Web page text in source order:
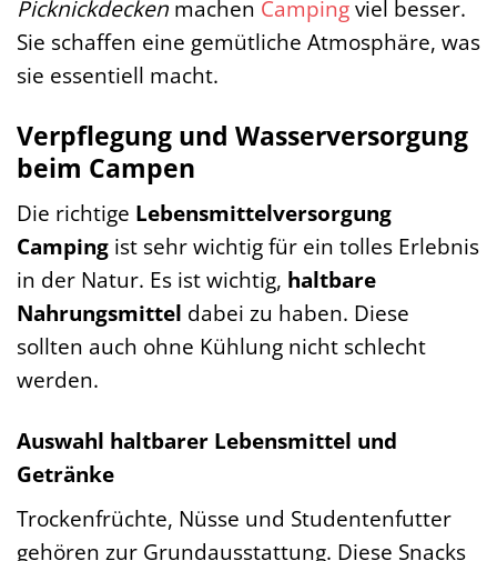
Picknickdecken machen Campingviel besser.
Sie schaffen eine gemütliche Atmosphäre, was
sie essentiell macht.
Verpflegung und Wasserversorgung
beim Campen
Die richtige Lebensmittelversorgung
Camping ist sehr wichtig für ein tolles Erlebnis
in der Natur. Es ist wichtig, haltbare
Nahrungsmittel dabei zu haben. Diese
sollten auch ohne Kühlung nicht schlecht
werden.
Auswahl haltbarer Lebensmittel und
Getränke
Trockenfrüchte, Nüsse und Studentenfutter
gehören zur Grundausstattung. Diese Snacks